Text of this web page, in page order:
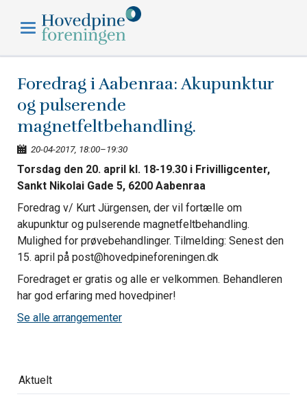
Foredrag i Aabenraa: Akupunktur
og pulserende
magnetfeltbehandling.
20-04-2017, 18:00–19:30
Torsdag den 20. april kl. 18-19.30 i Frivilligcenter,
Sankt Nikolai Gade 5, 6200 Aabenraa
Foredrag v/ Kurt Jürgensen, der vil fortælle om
akupunktur og pulserende magnetfeltbehandling.
Mulighed for prøvebehandlinger. Tilmelding: Senest den
15. april på post@hovedpineforeningen.dk
Foredraget er gratis og alle er velkommen. Behandleren
har god erfaring med hovedpiner!
Se alle arrangementer
Overspring
navigationen
Aktuelt